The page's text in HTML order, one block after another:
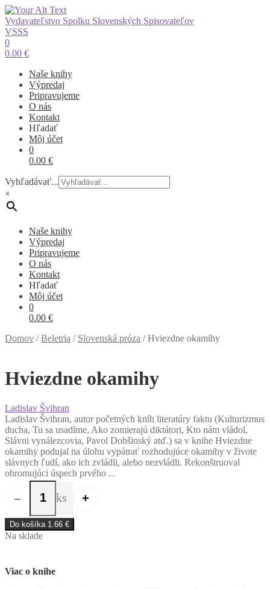
Vydavateľstvo Spolku Slovenských Spisovateľov
VSSS
0
0.00 €
Naše knihy
Výpredaj
Pripravujeme
O nás
Kontakt
Hľadať
Môj účet
0
0.00 €
Vyhľadávať...
×
Naše knihy
Výpredaj
Pripravujeme
O nás
Kontakt
Hľadať
Môj účet
0
0.00 €
Domov /Beletria / Slovenská próza /Hviezdne okamihy
Hviezdne okamihy
Ladislav Švihran
Ladislav Švihran, autor početných kníh literatúry faktu (Kulturizmus
ducha, Tu sa usadíme, Ako zomierajú diktátori, Kto nám vládol,
Slávni vynálezcovia, Pavol Dobšinský atď.) sa v knihe Hviezdne
okamihy podujal na úlohu vypátrať rozhodujúce okamihy v živote
slávnych ľudí, ako ich zvládli, alebo nezvládli. Rekonštruoval
ohromujúci úspech prvého ...
–
množstvo Hviezdne okamihy
ks +
Do košíka 1.66 €
Na sklade
Viac o knihe